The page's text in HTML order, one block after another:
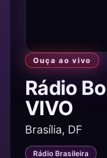
Ouça ao vivo
Rádio
VIVO
Brasília, DF
Rádio Brasileira